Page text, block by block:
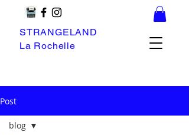
STRANGELAND
La Rochelle
Post
blog